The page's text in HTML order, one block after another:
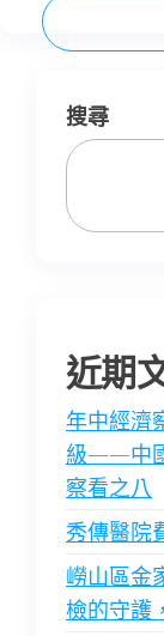
搜尋
近期
年中經濟
級——中國
察看之八
秀傳醫院
嶗山區金
檢的守護